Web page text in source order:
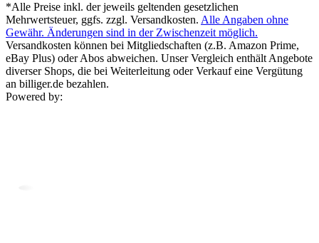
*Alle Preise inkl. der jeweils geltenden gesetzlichen
Mehrwertsteuer, ggfs. zzgl. Versandkosten. Alle Angaben ohne
Gewähr. Änderungen sind in der Zwischenzeit möglich.
Versandkosten können bei Mitgliedschaften (z.B. Amazon Prime,
eBay Plus) oder Abos abweichen. Unser Vergleich enthält Angebote
diverser Shops, die bei Weiterleitung oder Verkauf eine Vergütung
an billiger.de bezahlen.
Powered by: